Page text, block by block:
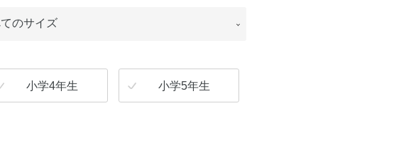
小学4年生 小学5年生